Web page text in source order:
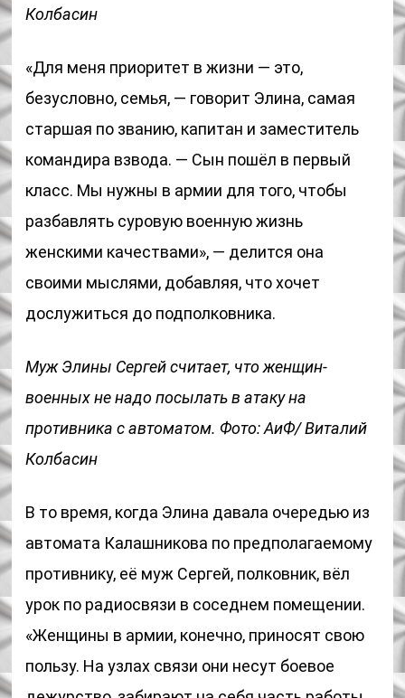
Колбасин
«Для меня приоритет в жизни — это,
безусловно, семья, — говорит Элина, самая
старшая по званию, капитан и заместитель
командира взвода. — Сын пошёл в первый
класс. Мы нужны в армии для того, чтобы
разбавлять суровую военную жизнь
женскими качествами», — делится она
своими мыслями, добавляя, что хочет
дослужиться до подполковника.
Муж Элины Сергей считает, что женщин-
военных не надо посылать в атаку на
противника с автоматом. Фото: АиФ/ Виталий
Колбасин
В то время, когда Элина давала очередью из
автомата Калашникова по предполагаемому
противнику, её муж Сергей, полковник, вёл
урок по радиосвязи в соседнем помещении.
«Женщины в армии, конечно, приносят свою
пользу. На узлах связи они несут боевое